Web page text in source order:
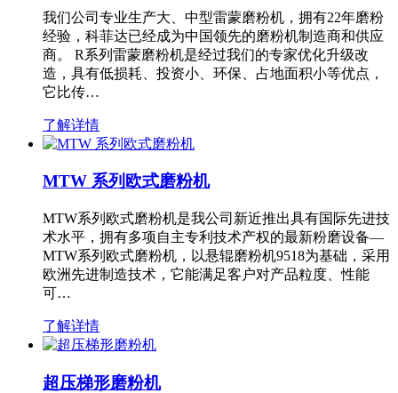
我们公司专业生产大、中型雷蒙磨粉机，拥有22年磨粉
经验，科菲达已经成为中国领先的磨粉机制造商和供应
商。 R系列雷蒙磨粉机是经过我们的专家优化升级改
造，具有低损耗、投资小、环保、占地面积小等优点，
它比传…
了解详情
MTW 系列欧式磨粉机
MTW系列欧式磨粉机是我公司新近推出具有国际先进技
术水平，拥有多项自主专利技术产权的最新粉磨设备—
MTW系列欧式磨粉机，以悬辊磨粉机9518为基础，采用
欧洲先进制造技术，它能满足客户对产品粒度、性能
可…
了解详情
超压梯形磨粉机